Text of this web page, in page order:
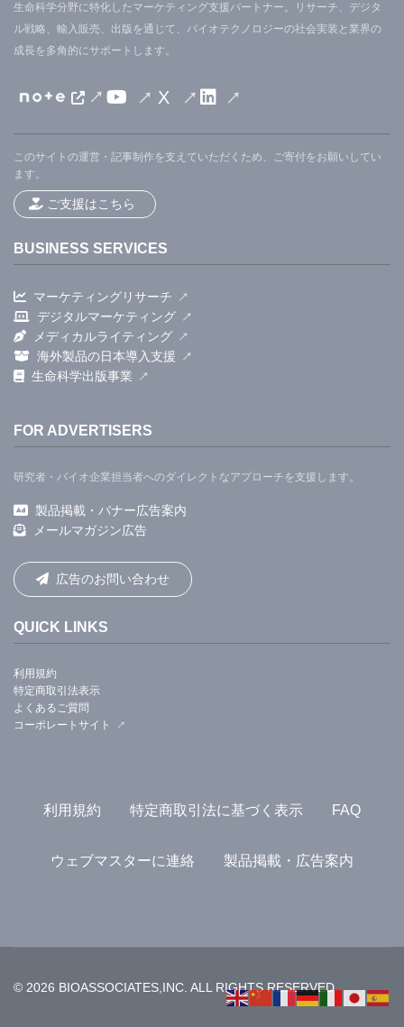
生命科学分野に特化したマーケティング支援パートナー。リサーチ、デジタ
ル戦略、輸入販売、出版を通じて、バイオテクノロジーの社会実装と業界の
成長を多角的にサポートします。
X
このサイトの運営・記事制作を支えていただくため、ご寄付をお願いしてい
ます。
ご支援はこちら
BUSINESS SERVICES
マーケティングリサーチ
デジタルマーケティング
メディカルライティング
海外製品の日本導入支援
生命科学出版事業
FOR ADVERTISERS
研究者・バイオ企業担当者へのダイレクトなアプローチを支援します。
製品掲載・バナー広告案内
メールマガジン広告
広告のお問い合わせ
QUICK LINKS
利用規約
特定商取引法表示
よくあるご質問
コーポレートサイト
利用規約 特定商取引法に基づく表示 FAQ
ウェブマスターに連絡 製品掲載・広告案内
© 2026 BIOASSOCIATES,INC. ALL RIGHTS RESERVED